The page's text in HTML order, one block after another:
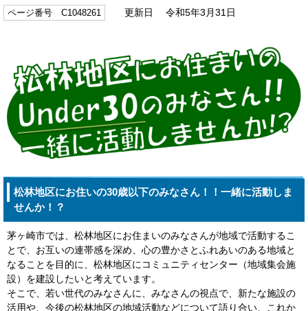
ページ番号 C1048261 更新日 令和5年3月31日
松林地区にお住いの30歳以下のみなさん！！一緒に活動しま
せんか！？
茅ヶ崎市では、松林地区にお住まいのみなさんが地域で活動するこ
とで、お互いの連帯感を深め、心の豊かさとふれあいのある地域と
なることを目的に、松林地区にコミュニティセンター（地域集会施
設）を建設したいと考えています。
そこで、若い世代のみなさんに、みなさんの視点で、新たな施設の
活用や、今後の松林地区の地域活動などについて語り合い、これか